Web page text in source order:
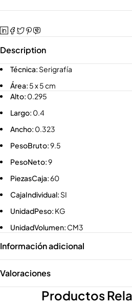
Description
Técnica: Serigrafía
Área: 5 x 5 cm
Alto: 0.295
Largo: 0.4
Ancho: 0.323
PesoBruto:9.5
PesoNeto:9
PiezasCaja:60
CajaIndividual: SI
UnidadPeso: KG
UnidadVolumen: CM3
Información adicional
Valoraciones
Productos